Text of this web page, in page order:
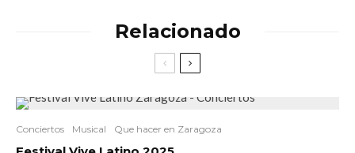
Relacionado
Conciertos Musical Que hacer en Zaragoza